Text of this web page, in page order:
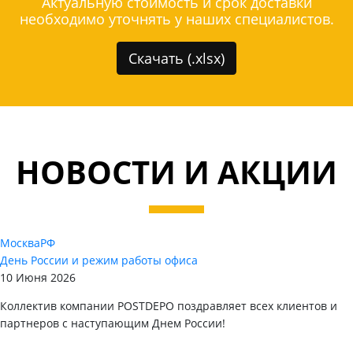
необходимо уточнять у наших специалистов.
Скачать (.xlsx)
НОВОСТИ И АКЦИИ
МоскваРФ
День России и режим работы офиса
10 Июня 2026
Коллектив компании POSTDEPO поздравляет всех клиентов и
партнеров с наступающим Днем России!